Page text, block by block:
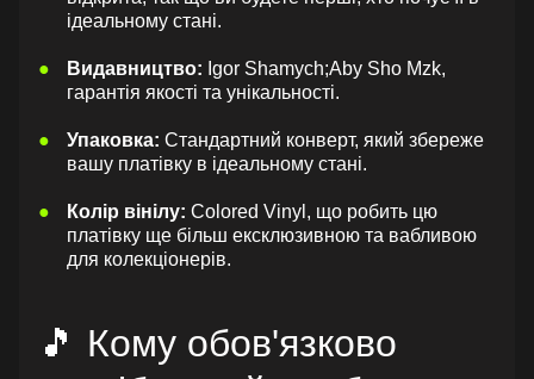
ідеальному стані.
Видавництво: Igor Shamych;Aby Sho Mzk,
гарантія якості та унікальності.
Упаковка: Стандартний конверт, який збереже
вашу платівку в ідеальному стані.
Колір вінілу: Colored Vinyl, що робить цю
платівку ще більш ексклюзивною та вабливою
для колекціонерів.
🎵 Кому обов'язково